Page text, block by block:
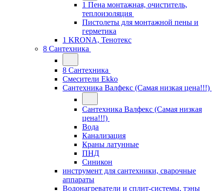
1 Пена монтажная, очиститель,
теплоизоляция
Пистолеты для монтажной пены и
герметика
1 KRONA, Тенотекс
8 Сантехника
8 Сантехника
Смесители Ekko
Сантехника Валфекс (Самая низкая цена!!!)
Сантехника Валфекс (Самая низкая
цена!!!)
Вода
Канализация
Краны латунные
ПНД
Синикон
инструмент для сантехники, сварочные
аппараты
Водонагреватели и сплит-системы, тэны